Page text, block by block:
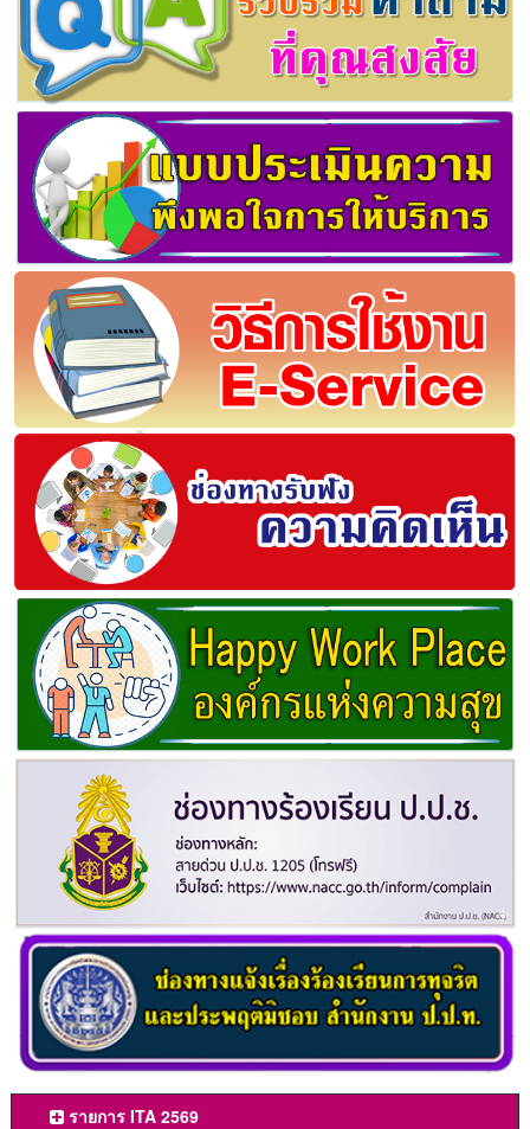
รายการ ITA 2569